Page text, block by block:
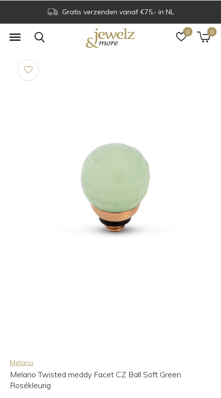
0 0
Gratis verzenden vanaf €75,- in NL
Melano
Melano Twisted meddy Facet CZ Ball Soft Green
Rosékleurig